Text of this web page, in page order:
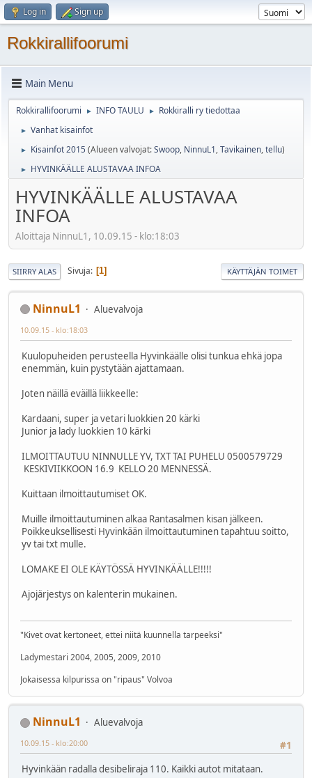
Log in Sign up
Rokkirallifoorumi
Main Menu
Rokkirallifoorumi ► INFO TAULU ► Rokkiralli ry tiedottaa
► Vanhat kisainfot
► Kisainfot 2015(Alueen valvojat:Swoop, NinnuL1,Tavikainen,tellu)
► HYVINKÄÄLLE ALUSTAVAA INFOA
HYVINKÄÄLLE ALUSTAVAA
INFOA
Aloittaja NinnuL1, 10.09.15 - klo:18:03
SIIRRY ALAS Sivuja 1 KÄYTTÄJÄN TOIMET
NinnuL1 Aluevalvoja
10.09.15 - klo:18:03
Kuulopuheiden perusteella Hyvinkäälle olisi tunkua ehkä jopa
enemmän, kuin pystytään ajattamaan.
Joten näillä eväillä liikkeelle:
Kardaani, super ja vetari luokkien 20 kärki
Junior ja lady luokkien 10 kärki
ILMOITTAUTUU NINNULLE YV, TXT TAI PUHELU 0500579729
KESKIVIIKKOON 16.9 KELLO 20 MENNESSÄ.
Kuittaan ilmoittautumiset OK.
Muille ilmoittautuminen alkaa Rantasalmen kisan jälkeen.
Poikkeuksellisesti Hyvinkään ilmoittautuminen tapahtuu soitto,
yv tai txt mulle.
LOMAKE EI OLE KÄYTÖSSÄ HYVINKÄÄLLE!!!!!
Ajojärjestys on kalenterin mukainen.
"Kivet ovat kertoneet, ettei niitä kuunnella tarpeeksi"
Ladymestari 2004, 2005, 2009, 2010
Jokaisessa kilpurissa on "ripaus" Volvoa
NinnuL1
Aluevalvoja
#1
10.09.15 - klo:20:00
Hyvinkään radalla desibeliraja 110. Kaikki autot mitataan.